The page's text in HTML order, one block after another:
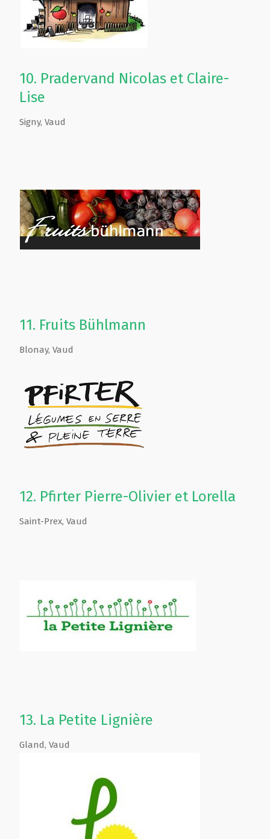
10. Pradervand Nicolas et Claire-
Lise
Signy, Vaud
11. Fruits Bühlmann
Blonay, Vaud
12. Pfirter Pierre-Olivier et Lorella
Saint-Prex, Vaud
13. La Petite Lignière
Gland, Vaud